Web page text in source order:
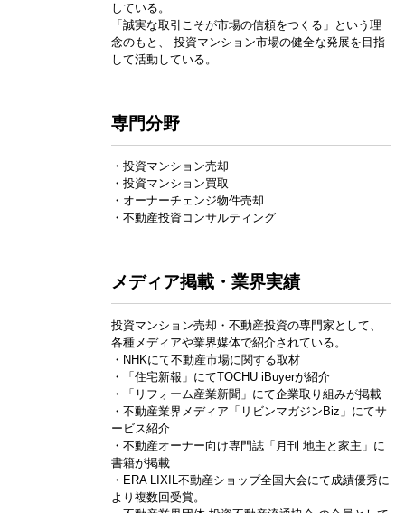
している。
「誠実な取引こそが市場の信頼をつくる」という理
念のもと、 投資マンション市場の健全な発展を目指
して活動している。
専門分野
・投資マンション売却
・投資マンション買取
・オーナーチェンジ物件売却
・不動産投資コンサルティング
メディア掲載・業界実績
投資マンション売却・不動産投資の専門家として、
各種メディアや業界媒体で紹介されている。
・NHKにて不動産市場に関する取材
・「住宅新報」にてTOCHU iBuyerが紹介
・「リフォーム産業新聞」にて企業取り組みが掲載
・不動産業界メディア「リビンマガジンBiz」にてサ
ービス紹介
・不動産オーナー向け専門誌「月刊 地主と家主」に
書籍が掲載
・ERA LIXIL不動産ショップ全国大会にて成績優秀に
より複数回受賞。